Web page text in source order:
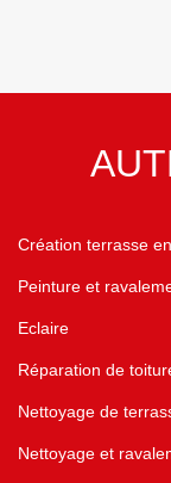
Création terrasse
Peinture et
Eclaire
Réparation de
Nettoyage de
Nettoyage et